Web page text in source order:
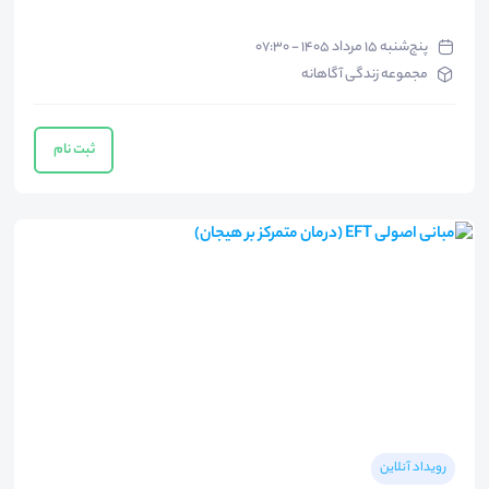
پنج‌شنبه ۱۵ مرداد ۱۴۰۵ - ۰۷:۳۰
مجموعه زندگی آگاهانه
ثبت نام
رویداد آنلاین